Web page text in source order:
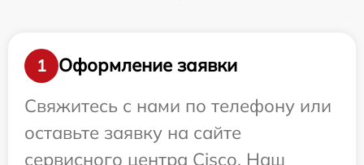
1
Оформление заявки
Свяжитесь с нами по телефону или
оставьте заявку на сайте
сервисного центра Cisco. Наш